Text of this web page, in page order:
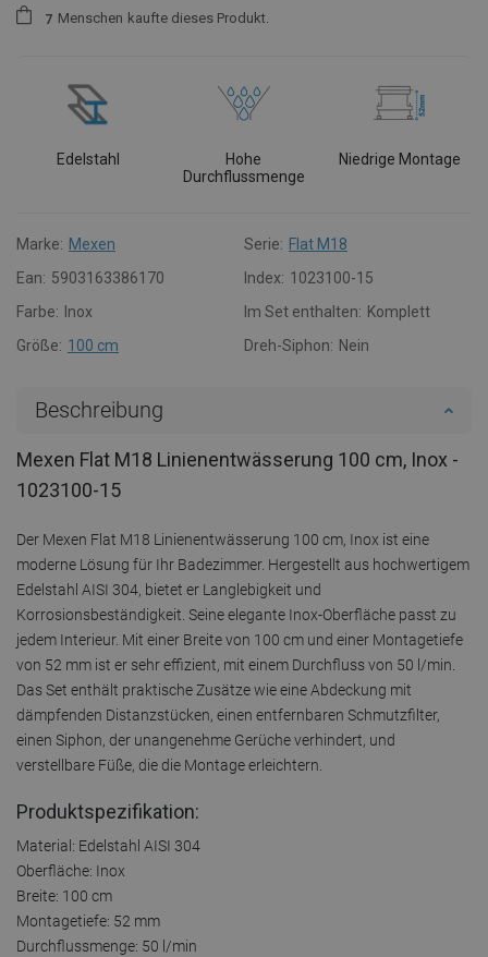
7 Menschen kaufte dieses Produkt.
Edelstahl
Hohe
Durchflussmenge
Niedrige Montage
Marke: Mexen Serie: Flat M18
Ean: 5903163386170 Index: 1023100-15
Farbe:
Inox Im Set enthalten: Komplett
Größe: 100 cm Dreh-Siphon: Nein
Beschreibung
Mexen Flat M18 Linienentwässerung 100 cm, Inox -
1023100-15
Der Mexen Flat M18 Linienentwässerung 100 cm, Inox ist eine
moderne Lösung für Ihr Badezimmer. Hergestellt aus hochwertigem
Edelstahl AISI 304, bietet er Langlebigkeit und
Korrosionsbeständigkeit. Seine elegante Inox-Oberfläche passt zu
jedem Interieur. Mit einer Breite von 100 cm und einer Montagetiefe
von 52 mm ist er sehr effizient, mit einem Durchfluss von 50 l/min.
Das Set enthält praktische Zusätze wie eine Abdeckung mit
dämpfenden Distanzstücken, einen entfernbaren Schmutzfilter,
einen Siphon, der unangenehme Gerüche verhindert, und
verstellbare Füße, die die Montage erleichtern.
Produktspezifikation:
Material: Edelstahl AISI 304
Oberfläche: Inox
Breite: 100 cm
Montagetiefe: 52 mm
Durchflussmenge: 50 l/min